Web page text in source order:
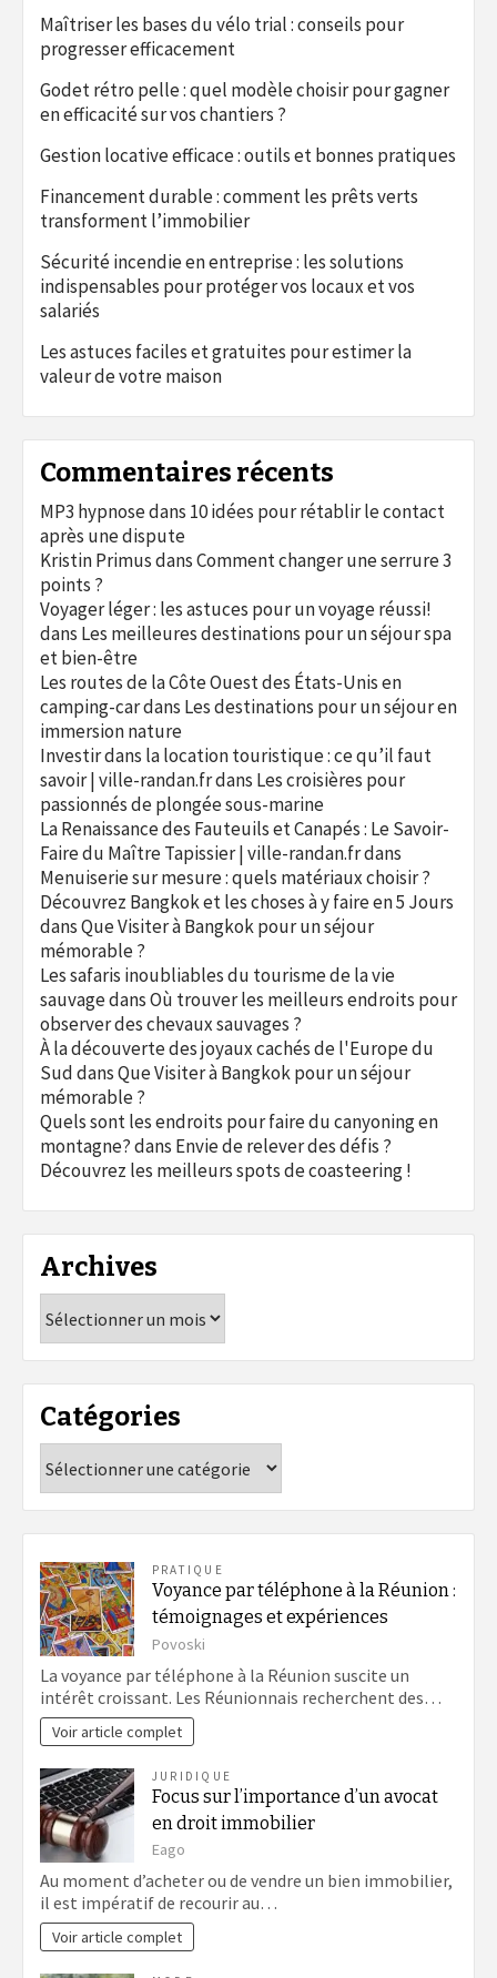
Maîtriser les bases du vélo trial : conseils pour
progresser efficacement
Godet rétro pelle : quel modèle choisir pour gagner
en efficacité sur vos chantiers ?
Gestion locative efficace : outils et bonnes pratiques
Financement durable : comment les prêts verts
transforment l’immobilier
Sécurité incendie en entreprise : les solutions
indispensables pour protéger vos locaux et vos
salariés
Les astuces faciles et gratuites pour estimer la
valeur de votre maison
Commentaires récents
MP3 hypnosedans 10 idées pour rétablir le contact
après une dispute
Kristin PrimusdansComment changer une serrure 3
points ?
Voyager léger : les astuces pour un voyage réussi!
dans Les meilleures destinations pour un séjour spa
et bien-être
Les routes de la Côte Ouest des États-Unis en
camping-cardans Les destinations pour un séjour en
immersion nature
Investir dans la location touristique : ce qu’il faut
savoir | ville-randan.frdans Les croisières pour
passionnés de plongée sous-marine
La Renaissance des Fauteuils et Canapés : Le Savoir-
Faire du Maître Tapissier | ville-randan.frdans
Menuiserie sur mesure : quels matériaux choisir ?
Découvrez Bangkok et les choses à y faire en 5 Jours
dansQue Visiter à Bangkok pour un séjour
mémorable ?
Les safaris inoubliables du tourisme de la vie
sauvagedansOù trouver les meilleurs endroits pour
observer des chevaux sauvages ?
À la découverte des joyaux cachés de l'Europe du
SuddansQue Visiter à Bangkok pour un séjour
mémorable ?
Quels sont les endroits pour faire du canyoning en
montagne?dans Envie de relever des défis ?
Découvrez les meilleurs spots de coasteering !
Archives
Catégories
PRATIQUE
Voyance par téléphone à la Réunion :
témoignages et expériences
Povoski
La voyance par téléphone à la Réunion suscite un
intérêt croissant. Les Réunionnais recherchent des…
Voir article complet
JURIDIQUE
Focus sur l’importance d’un avocat
en droit immobilier
Eago
Au moment d’acheter ou de vendre un bien immobilier,
il est impératif de recourir au…
Voir article complet